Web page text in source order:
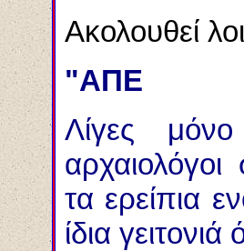
Ακολουθεί
"ΑΠΕ
Λίγες
τα ερείπια
ίδια